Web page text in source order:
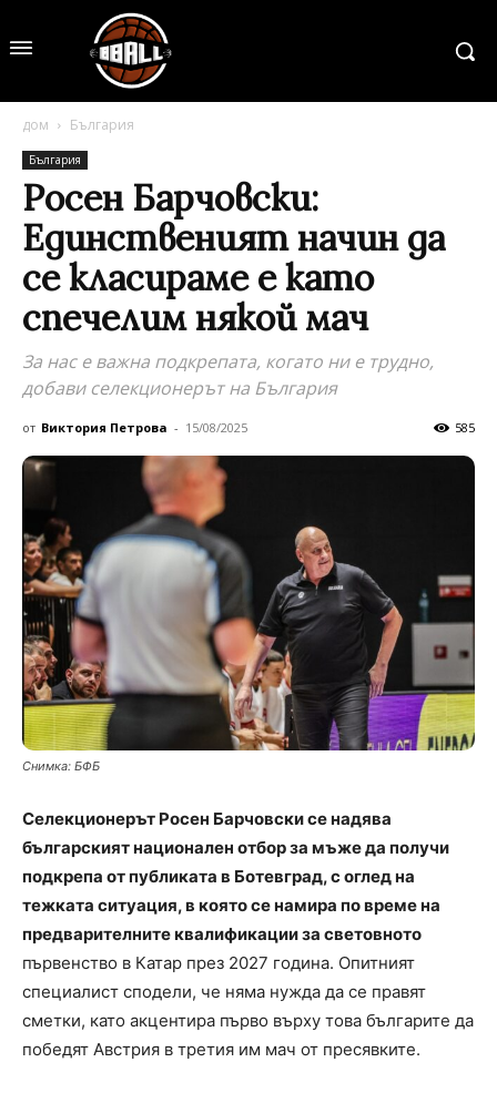
дом България
България
Росен Барчовски:
Единственият начин да
се класираме е като
спечелим някой мач
За нас е важна подкрепата, когато ни е трудно,
добави селекционерът на България
от Виктория Петрова - 15/08/2025 585
Снимка: БФБ
Селекционерът Росен Барчовски се надява
българският национален отбор за мъже да получи
подкрепа от публиката в Ботевград, с оглед на
тежката ситуация, в която се намира по време на
предварителните квалификации за световното
първенство в Катар през 2027 година. Опитният
специалист сподели, че няма нужда да се правят
сметки, като акцентира първо върху това българите да
победят Австрия в третия им мач от пресявките.